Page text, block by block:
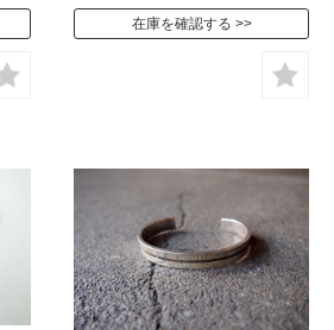
在庫を確認する